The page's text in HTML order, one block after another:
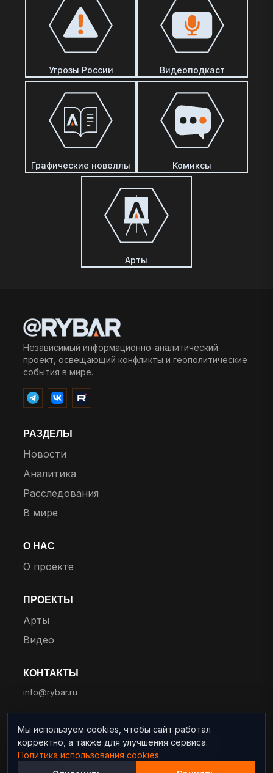
Угрозы России Видеоподкаст
Графические новеллы Комиксы
Арты
Независимый информационно-аналитический
проект, освещающий конфликты и геополитические
события в мире.
РАЗДЕЛЫ
Новости
Аналитика
Расследования
В мире
О НАС
О проекте
ПРОЕКТЫ
Арты
Видео
КОНТАКТЫ
info@rybar.ru
© 2025 RYBAR. Все права защищены.
Мы используем cookies, чтобы сайт работал
корректно, а также для улучшения сервиса.
Политика использования cookies